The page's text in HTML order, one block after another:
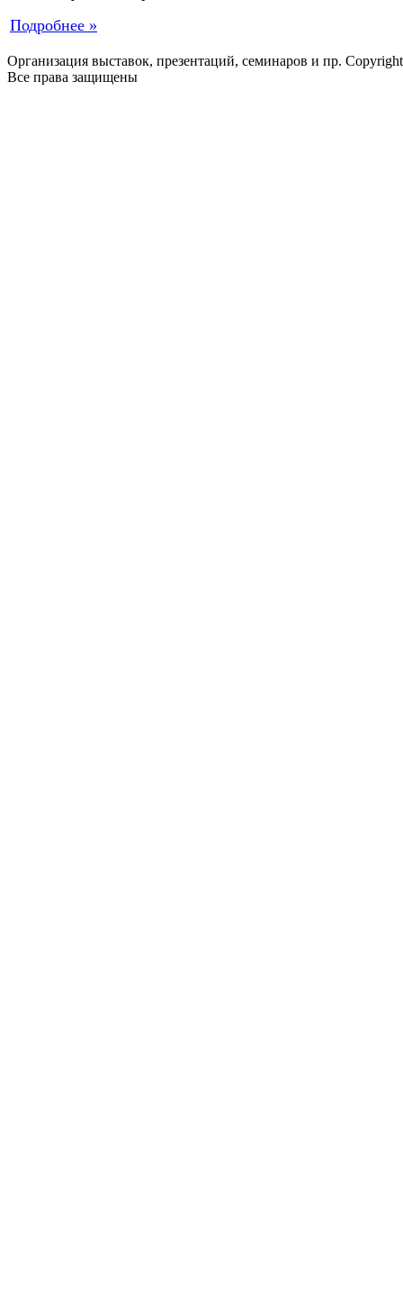
Подробнее »
Организация выставок, презентаций, семинаров и пр.
Все права защищены